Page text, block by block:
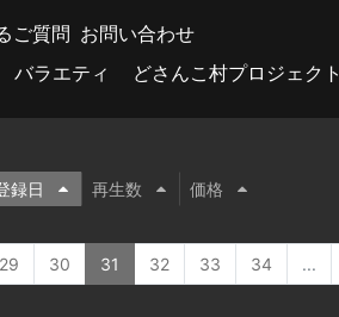
ご質問 お問い合わせ
バラエティ どさんこ村プロジェクト
録日 再生数 価格
29 30 31 32 33 34 ...